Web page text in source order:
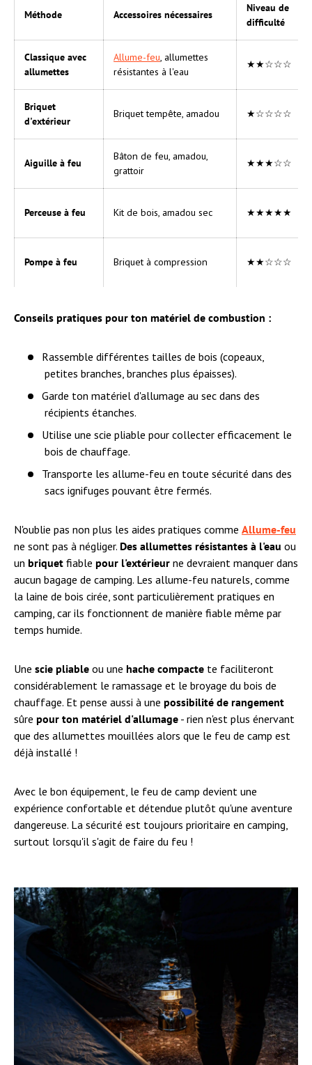
Méthode Accessoires nécessaires
Niveau de
difficulté
Classique avec
allumettes
Allume-feu, allumettes
résistantes à l'eau
★★☆☆☆
Briquet
d'extérieur
Briquet tempête, amadou ★☆☆☆☆
Aiguille à feu
Bâton de feu, amadou,
grattoir
★★★☆☆
Perceuse à feu Kit de bois, amadou sec ★★★★★
Pompe à feu Briquet à compression ★★☆☆☆
Conseils pratiques pour ton matériel de combustion :
Rassemble différentes tailles de bois (copeaux,
petites branches, branches plus épaisses).
Garde ton matériel d'allumage au sec dans des
récipients étanches.
Utilise une scie pliable pour collecter efficacement le
bois de chauffage.
Transporte les allume-feu en toute sécurité dans des
sacs ignifuges pouvant être fermés.
N'oublie pas non plus les aides pratiques comme Allume-feu
ne sont pas à négliger. Des allumettes résistantes à l'eau ou
un briquet fiable pour l'extérieur ne devraient manquer dans
aucun bagage de camping. Les allume-feu naturels, comme
la laine de bois cirée, sont particulièrement pratiques en
camping, car ils fonctionnent de manière fiable même par
temps humide.
Une scie pliable ou une hache compacte te faciliteront
considérablement le ramassage et le broyage du bois de
chauffage. Et pense aussi à une possibilité de rangement
sûre pour ton matériel d'allumage - rien n'est plus énervant
que des allumettes mouillées alors que le feu de camp est
déjà installé !
Avec le bon équipement, le feu de camp devient une
expérience confortable et détendue plutôt qu'une aventure
dangereuse. La sécurité est toujours prioritaire en camping,
surtout lorsqu'il s'agit de faire du feu !